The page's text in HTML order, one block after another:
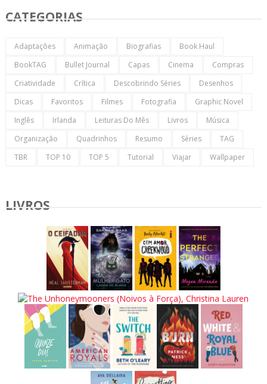
CATEGORIAS
Adaptações Animação Biografias
Book Haul
BookTAG
Bullet Journal Capas Cinema
Compras
Criatividade
Crítica Descobrindo Séries
Desenhos
Dicas
Favoritos Filmes Fotografia
Graphic Novel
Inglês
Irlanda Leituras Do Mês Livros
Música
Organização
Quadrinhos Resumo Séries
TAG
TBR
TOP 10 TOP 5 Tutorial Viajar Wallpaper
LIVROS